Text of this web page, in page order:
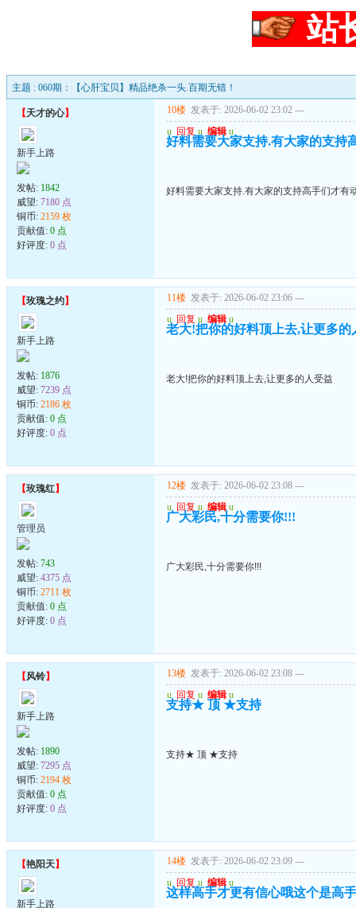
站
主题 : 060期：【心肝宝贝】精品绝杀一头.百期无错！
【天才的心】
新手上路
发帖: 1842
威望: 7180 点
铜币: 2159 枚
贡献值: 0 点
好评度: 0 点
10楼 发表于: 2026-06-02 23:02 ---
u 回复 u 编辑 u
好料需要大家支持.有大家的支持
好料需要大家支持.有大家的支持高手们才有
【玫瑰之约】
新手上路
发帖: 1876
威望: 7239 点
铜币: 2186 枚
贡献值: 0 点
好评度: 0 点
11楼 发表于: 2026-06-02 23:06 ---
u 回复 u 编辑 u
老大!把你的好料顶上去,让更多的
老大!把你的好料顶上去,让更多的人受益
【玫瑰红】
管理员
发帖: 743
威望: 4375 点
铜币: 2711 枚
贡献值: 0 点
好评度: 0 点
12楼 发表于: 2026-06-02 23:08 ---
u 回复 u 编辑 u
广大彩民,十分需要你!!!
广大彩民,十分需要你!!!
【风铃】
新手上路
发帖: 1890
威望: 7295 点
铜币: 2194 枚
贡献值: 0 点
好评度: 0 点
13楼 发表于: 2026-06-02 23:08 ---
u 回复 u 编辑 u
支持★ 顶 ★支持
支持★ 顶 ★支持
【艳阳天】
新手上路
14楼 发表于: 2026-06-02 23:09 ---
u 回复 u 编辑 u
这样高手才更有信心哦这个是高